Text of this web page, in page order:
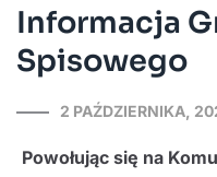
Informacja
Spisowego
2 PAŹDZIERNIKA,
Powołując się na